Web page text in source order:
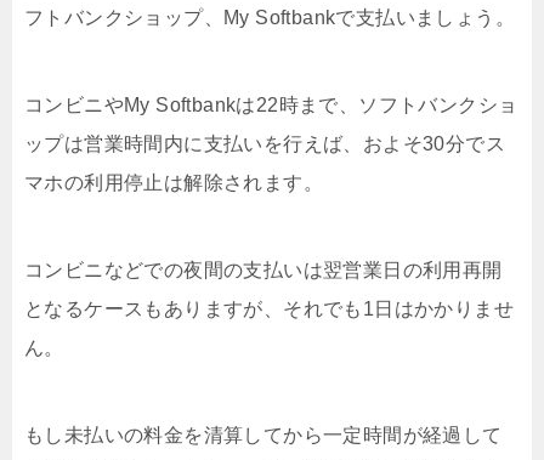
フトバンクショップ、My Softbankで支払いましょう。
コンビニやMy Softbankは22時まで、ソフトバンクショ
ップは営業時間内に支払いを行えば、およそ30分でス
マホの利用停止は解除されます。
コンビニなどでの夜間の支払いは翌営業日の利用再開
となるケースもありますが、それでも1日はかかりませ
ん。
もし未払いの料金を清算してから一定時間が経過して